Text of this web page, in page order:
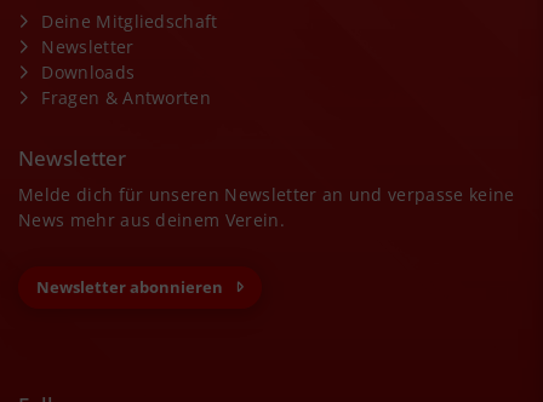
Deine Mitgliedschaft
Newsletter
Downloads
Fragen & Antworten
Newsletter
Melde dich für unseren Newsletter an und verpasse keine
News mehr aus deinem Verein.
Newsletter abonnieren